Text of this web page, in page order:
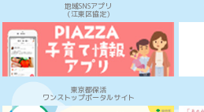
地域SNSアプリ
（江東区協定）
東京都保活
ワンストップポータルサイト